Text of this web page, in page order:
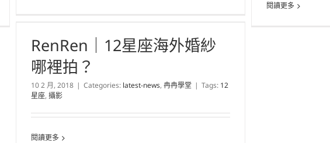
閱讀更多
RenRen｜12星座海外婚紗
哪裡拍？
10 2 月, 2018 | Categories: latest-news, 冉冉學堂 | Tags: 12
星座, 攝影
閱讀更多